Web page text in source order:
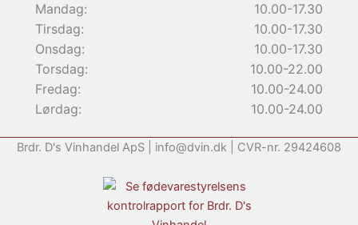
Mandag:
10.00-17.30
Tirsdag:
10.00-17.30
Onsdag:
10.00-17.30
Torsdag:
10.00-22.00
Fredag:
10.00-24.00
Lørdag:
10.00-24.00
Brdr. D's Vinhandel ApS | info@dvin.dk | CVR-nr. 29424608